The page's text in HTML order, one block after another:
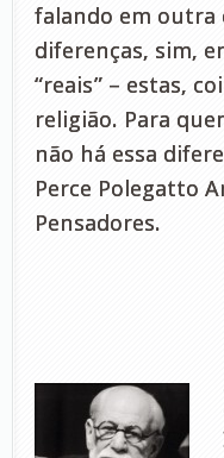
falando em outra
diferenças, sim,
“reais” – estas,
religião. Para
não há essa
Perce Polegatto
Pensadores.